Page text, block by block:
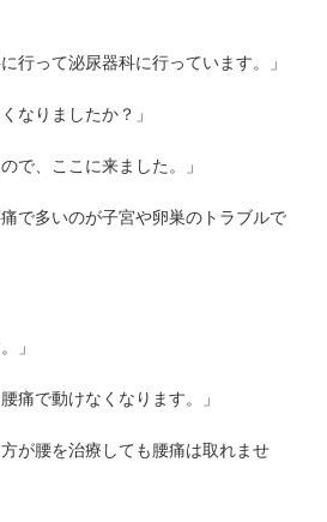
行って泌尿器科に行っています。」
なりましたか？」
で、ここに来ました。」
で多いのが子宮や卵巣のトラブルで
」
痛で動けなくなります。」
が腰を治療しても腰痛は取れませ